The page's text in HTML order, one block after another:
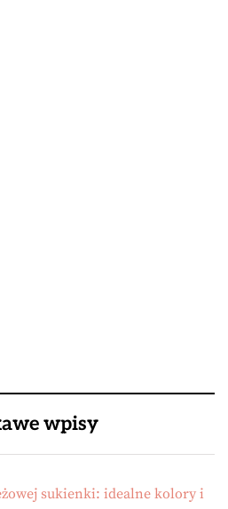
wpisy
sukienki: idealne kolory i